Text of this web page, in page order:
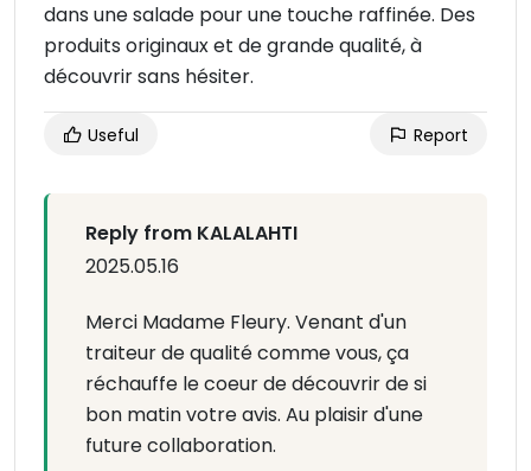
dans une salade pour une touche raffinée. Des
produits originaux et de grande qualité, à
découvrir sans hésiter.
Useful Report
Reply from KALALAHTI
2025.05.16
Merci Madame Fleury. Venant d'un
traiteur de qualité comme vous, ça
réchauffe le coeur de découvrir de si
bon matin votre avis. Au plaisir d'une
future collaboration.